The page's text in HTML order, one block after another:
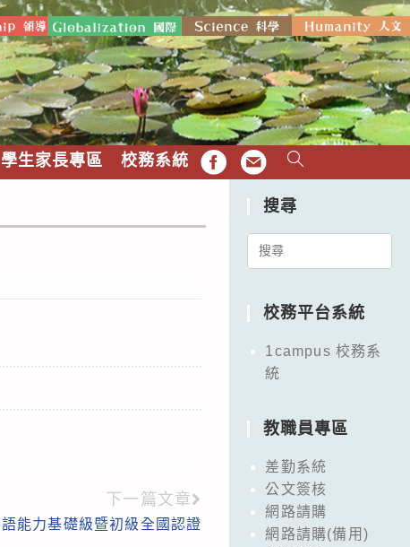
學生家長專區 校務系統 FB EMAIL
下一篇文章
能力基礎級暨初級全國認證
搜尋
Search
校務平台系統
1campus 校務系
統
教職員專區
差勤系統
公文簽核
網路請購
網路請購(備用)